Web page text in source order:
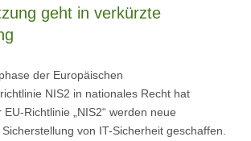
geht in verkürzte
der Europäischen
NIS2 in nationales Recht hat
Richtlinie „NIS2“ werden neue
von IT-Sicherheit geschaffen.